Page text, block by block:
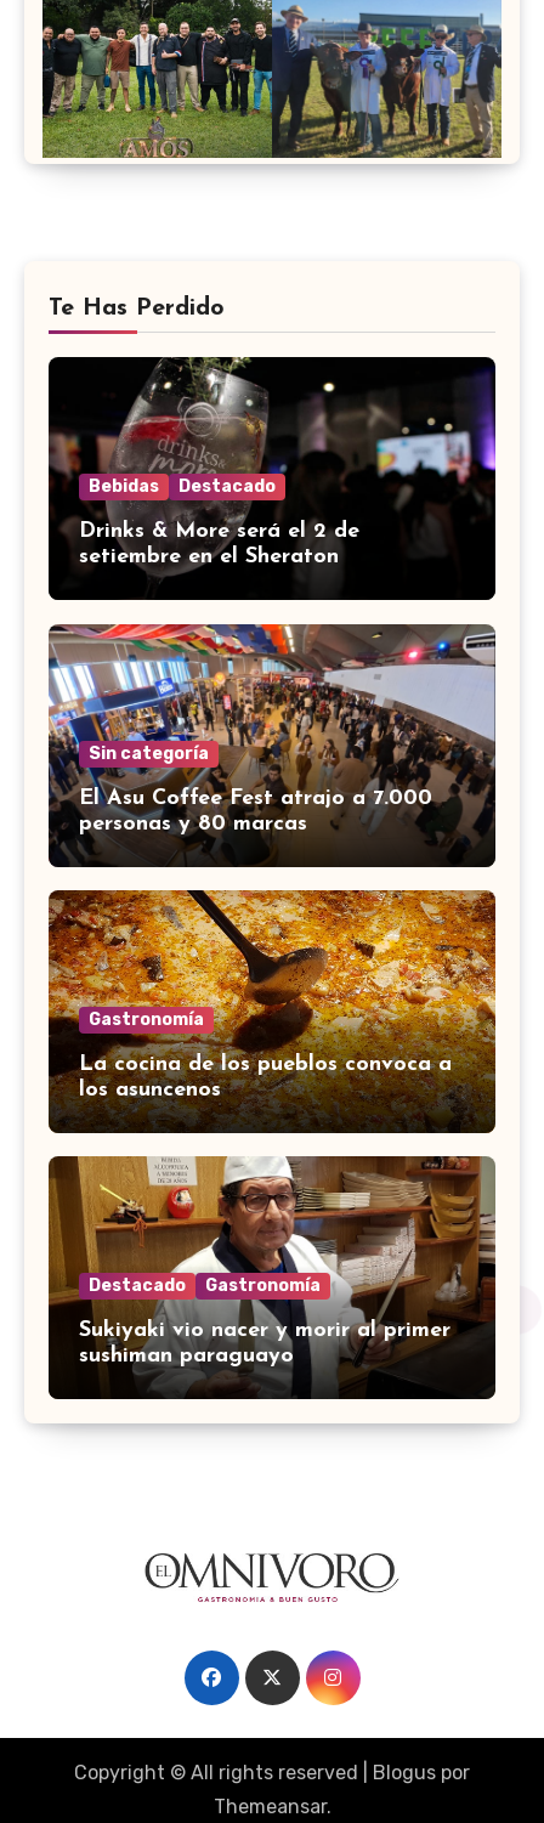
Te Has Perdido
Bebidas Destacado
Drinks & More será el 2 de
setiembre en el Sheraton
Sin categoría
El Asu Coffee Fest atrajo a 7.000
personas y 80 marcas
Gastronomía
La cocina de los pueblos convoca a
los asuncenos
Destacado Gastronomía
Sukiyaki vio nacer y morir al primer
sushiman paraguayo
Copyright © All rights reserved Blogus por
Themeansar.